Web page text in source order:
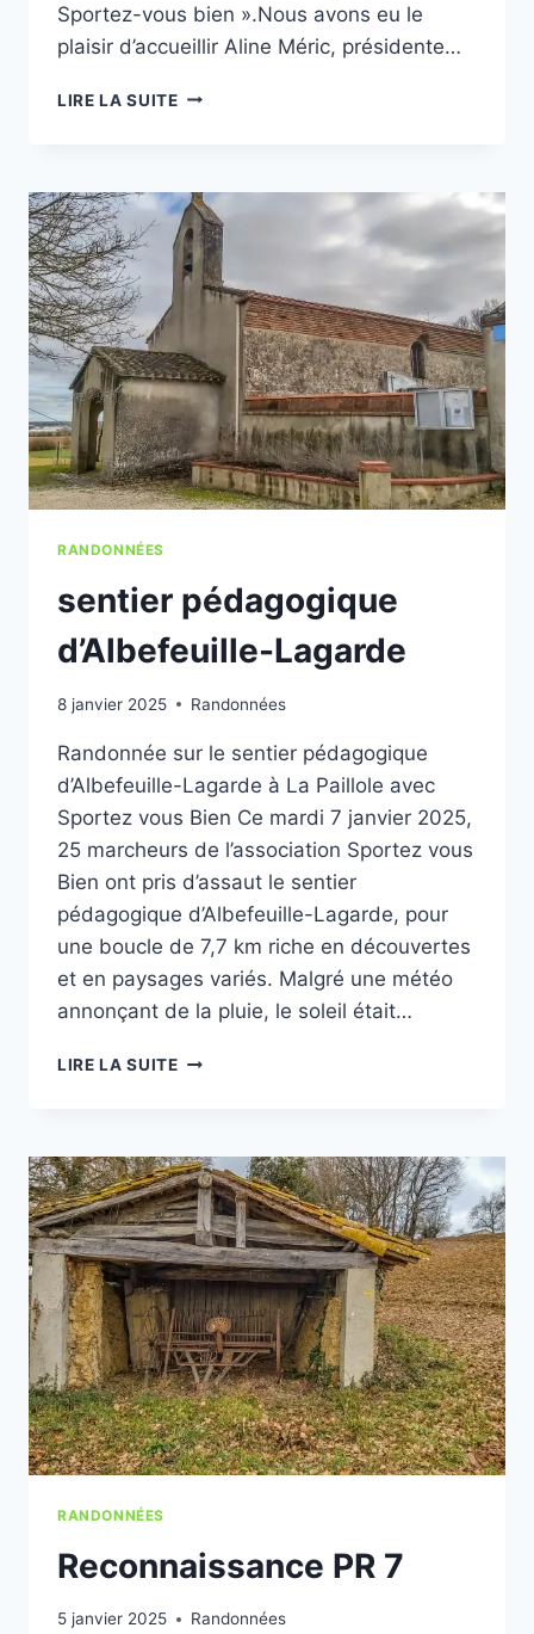
Sportez-vous bien ».Nous avons eu le
plaisir d’accueillir Aline Méric, présidente…
LIRE LA SUITERANDONNÉE
DE
SEPTFONDS)
RANDONNÉES
sentier pédagogique
d’Albefeuille-Lagarde
8 janvier 2025 Randonnées
Randonnée sur le sentier pédagogique
d’Albefeuille-Lagarde à La Paillole avec
Sportez vous Bien Ce mardi 7 janvier 2025,
25 marcheurs de l’association Sportez vous
Bien ont pris d’assaut le sentier
pédagogique d’Albefeuille-Lagarde, pour
une boucle de 7,7 km riche en découvertes
et en paysages variés. Malgré une météo
annonçant de la pluie, le soleil était…
LIRE LA SUITESENTIER
RANDONNÉES
Reconnaissance PR 7
5 janvier 2025 Randonnées